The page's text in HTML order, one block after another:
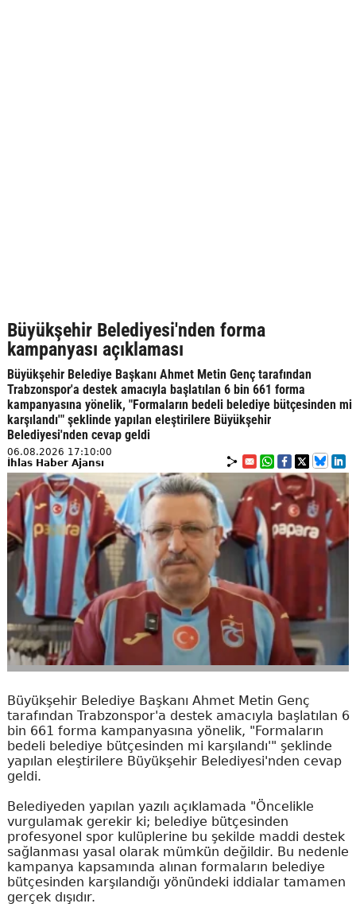
Büyükşehir Belediyesi'nden forma
kampanyası açıklaması
Büyükşehir Belediye Başkanı Ahmet Metin Genç tarafından
Trabzonspor'a destek amacıyla başlatılan 6 bin 661 forma
kampanyasına yönelik, "Formaların bedeli belediye bütçesinden mi
karşılandı'" şeklinde yapılan eleştirilere Büyükşehir
Belediyesi'nden cevap geldi
06.08.2026 17:10:00
İhlas Haber Ajansı
Büyükşehir Belediye Başkanı Ahmet Metin Genç
tarafından Trabzonspor'a destek amacıyla başlatılan 6
bin 661 forma kampanyasına yönelik, "Formaların
bedeli belediye bütçesinden mi karşılandı'" şeklinde
yapılan eleştirilere Büyükşehir Belediyesi'nden cevap
geldi.
Belediyeden yapılan yazılı açıklamada "Öncelikle
vurgulamak gerekir ki; belediye bütçesinden
profesyonel spor kulüplerine bu şekilde maddi destek
sağlanması yasal olarak mümkün değildir. Bu nedenle
kampanya kapsamında alınan formaların belediye
bütçesinden karşılandığı yönündeki iddialar tamamen
gerçek dışıdır.